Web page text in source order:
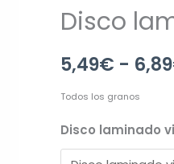
Disco
5,49€ - 6,89
Todos los granos
Disco laminado
vision
D.115